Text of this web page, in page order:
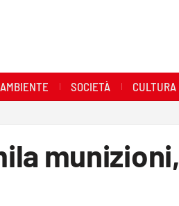
AMBIENTE SOCIETÀ CULTURA
munizioni,